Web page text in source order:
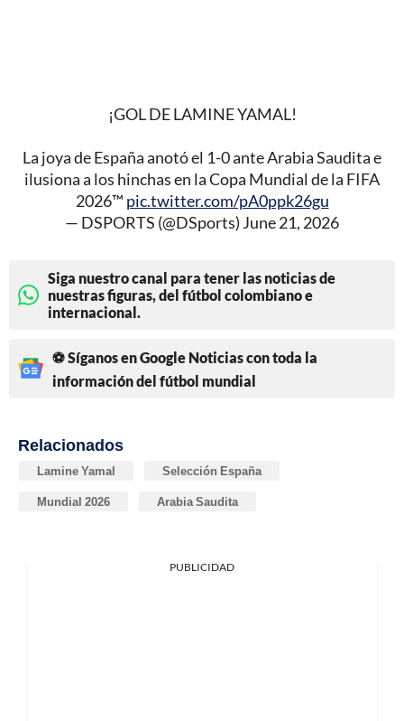
¡GOL DE LAMINE YAMAL!
La joya de España anotó el 1-0 ante Arabia Saudita e
ilusiona a los hinchas en la Copa Mundial de la FIFA
2026™ pic.twitter.com/pA0ppk26gu
— DSPORTS (@DSports) June 21, 2026
Siga nuestro canal para tener las noticias de
nuestras figuras, del fútbol colombiano e
internacional.
⚽ Síganos en Google Noticias con toda la
información del fútbol mundial
Relacionados
Lamine Yamal Selección España
Mundial 2026 Arabia Saudita
PUBLICIDAD